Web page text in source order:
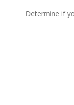
Determine if